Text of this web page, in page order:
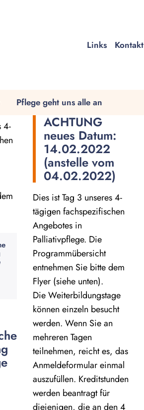
Links Kontakt
Pflege geht uns alle an
4-
ACHTUNG
neues Datum:
14.02.2022
(anstelle vom
04.02.2022)
Dies ist Tag 3 unseres 4-
tägigen fachspezifischen
Angebotes in
Palliativpflege. Die
Programmübersicht
entnehmen Sie bitte dem
Flyer (siehe unten).
Die Weiterbildungstage
können einzeln besucht
werden. Wenn Sie an
mehreren Tagen
teilnehmen, reicht es, das
Anmeldeformular einmal
auszufüllen. Kreditstunden
werden beantragt für
diejenigen, die an den 4